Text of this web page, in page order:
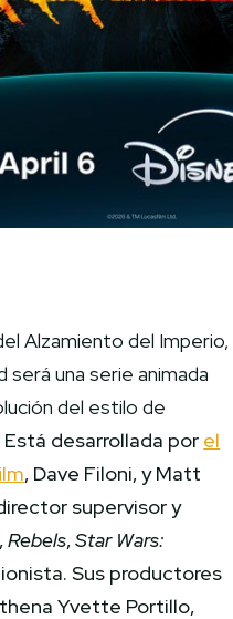
Alzamiento del Imperio,
será una serie animada
del estilo de
Está desarrollada por el
, Dave Filoni, y Matt
supervisor y
,Rebels,Star Wars:
Sus productores
Yvette Portillo,